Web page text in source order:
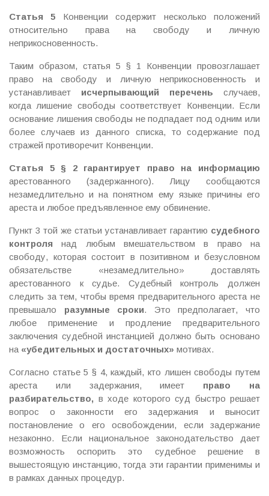
Статья 5 Конвенции содержит несколько положений
относительно права на свободу и личную
неприкосновенность.
Таким образом, статья 5 § 1 Конвенции провозглашает
право на свободу и личную неприкосновенность и
устанавливает исчерпывающий перечень случаев,
когда лишение свободы соответствует Конвенции. Если
основание лишения свободы не подпадает под одним или
более случаев из данного списка, то содержание под
стражей противоречит Конвенции.
Статья 5 § 2 гарантирует право на информацию
арестованного (задержанного). Лицу сообщаются
незамедлительно и на понятном ему языке причины его
ареста и любое предъявленное ему обвинение.
Пункт 3 той же статьи устанавливает гарантию судебного
контроля над любым вмешательством в право на
свободу, которая состоит в позитивном и безусловном
обязательстве «незамедлительно» доставлять
арестованного к судье. Судебный контроль должен
следить за тем, чтобы время предварительного ареста не
превышало разумные сроки. Это предполагает, что
любое применение и продление предварительного
заключения судебной инстанцией должно быть основано
на «убедительных и достаточных» мотивах.
Согласно статье 5 § 4, каждый, кто лишен свободы путем
ареста или задержания, имеет право на
разбирательство, в ходе которого суд быстро решает
вопрос о законности его задержания и выносит
постановление о его освобождении, если задержание
незаконно. Если национальное законодательство дает
возможность оспорить это судебное решение в
вышестоящую инстанцию, тогда эти гарантии применимы и
в рамках данных процедур.